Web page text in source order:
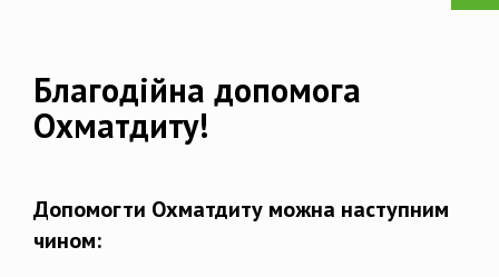
Благодійна допомога
Охматдиту!
Допомогти Охматдиту можна наступним
чином: